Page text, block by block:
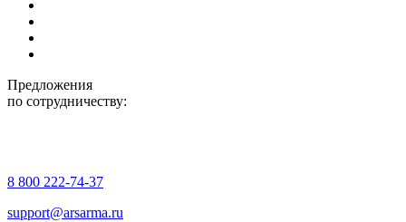
Предложения
по сотрудничеству:
8 800 222-74-37
support@arsarma.ru